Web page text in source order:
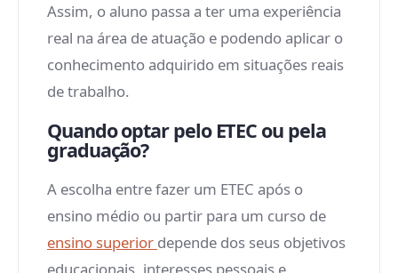
Assim, o aluno passa a ter uma experiência
real na área de atuação e podendo aplicar o
conhecimento adquirido em situações reais
de trabalho.
Quando optar pelo ETEC ou pela
graduação?
A escolha entre fazer um ETEC após o
ensino médio ou partir para um curso de
ensino superior depende dos seus objetivos